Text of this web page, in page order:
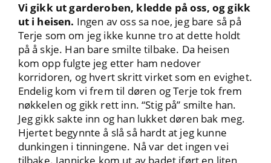
Vi gikk ut garderoben, kledde på oss, og gikk
ut i heisen. Ingen av oss sa noe, jeg bare så på
Terje som om jeg ikke kunne tro at dette holdt
på å skje. Han bare smilte tilbake. Da heisen
kom opp fulgte jeg etter ham nedover
korridoren, og hvert skritt virket som en evighet.
Endelig kom vi frem til døren og Terje tok frem
nøkkelen og gikk rett inn. “Stig på” smilte han.
Jeg gikk sakte inn og han lukket døren bak meg.
Hjertet begynnte å slå så hardt at jeg kunne
dunkingen i tinningene. Nå var det ingen vei